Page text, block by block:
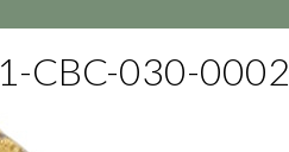
CBC-030-0002